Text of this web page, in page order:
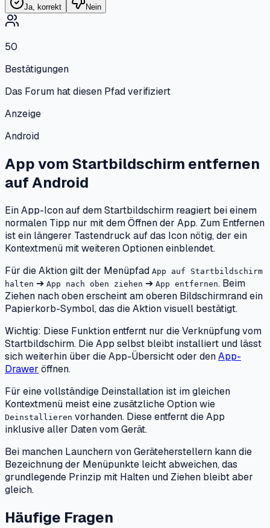
Ja, korrekt Nein
50
Bestätigungen
Das Forum hat diesen Pfad verifiziert
Anzeige
Android
App vom Startbildschirm entfernen
aufAndroid
Ein App-Icon auf dem Startbildschirm reagiert bei einem
normalen Tipp nur mit dem Öffnen der App. Zum Entfernen
ist ein längerer Tastendruck auf das Icon nötig, der ein
Kontextmenü mit weiteren Optionen einblendet.
Für die Aktion gilt der Menüpfad App auf Startbildschirm
halten ➔ App nach oben ziehen ➔ App entfernen. Beim
Ziehen nach oben erscheint am oberen Bildschirmrand ein
Papierkorb-Symbol, das die Aktion visuell bestätigt.
Wichtig: Diese Funktion entfernt nur die Verknüpfung vom
Startbildschirm. Die App selbst bleibt installiert und lässt
sich weiterhin über die App-Übersicht oder denApp-
Drawer öffnen.
Für eine vollständige Deinstallation ist im gleichen
Kontextmenü meist eine zusätzliche Option wie
Deinstallieren vorhanden. Diese entfernt die App
inklusive aller Daten vom Gerät.
Bei manchen Launchern von Geräteherstellern kann die
Bezeichnung der Menüpunkte leicht abweichen, das
grundlegende Prinzip mit Halten und Ziehen bleibt aber
gleich.
Häufige Fragen